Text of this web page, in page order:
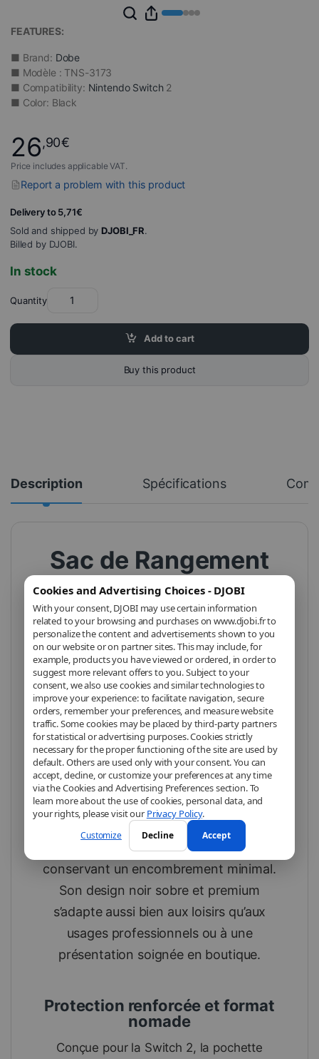
Cookies and Advertising Choices - DJOBI
With your consent, DJOBI may use certain information
related to your browsing and purchases on www.djobi.fr to
personalize the content and advertisements shown to you
on our website or on partner sites. This may include, for
example, products you have viewed or ordered, in order to
suggest more relevant offers to you. Subject to your
consent, we also use cookies and similar technologies to
improve your experience: to facilitate navigation, secure
orders, remember your preferences, and measure website
traffic. Some cookies may be placed by third-party partners
for statistical or advertising purposes. Cookies strictly
necessary for the proper functioning of the site are used by
default. Others are used only with your consent. You can
accept, decline, or customize your preferences at any time
via the Cookies and Advertising Preferences section. To
learn more about the use of cookies, personal data, and
your rights, please visit our Privacy Policy.
Customize Decline Accept
FEATURES:
■ Brand: Dobe
■ Modèle : TNS-3173
■ Compatibility: Nintendo Switch 2
■ Color: Black
26,90€
Price includes applicable VAT.
Report a problem with this product
Delivery to 5,71€
Sold and shipped byDJOBI_FR.
Billed by DJOBI.
In stock
Quantity
Add to cart
Buy this product
Description Spécifications
Sac de Rangement
DOBE TNS-3173 –
Nintendo Switch 2 –
Noir
Protection élégante, transport
sécurisé, organisation
intelligente
La pochette de voyageDOBE TNS-3173
est spécialement conçue pour
accompagner la Nintendo Switch 2 dans
tous les déplacements. Son formatslim,
léger et robustepermet de transporter
la console en toute sécurité, tout en
conservant un encombrement minimal.
Son design noir sobre et premium
s’adapte aussi bien aux loisirs qu’aux
usages professionnels ou à une
présentation soignée en boutique.
Protection renforcée et format
nomade
Conçue pour la Switch 2, la pochette